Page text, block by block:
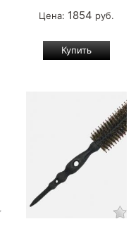
Цена: 1854 руб.